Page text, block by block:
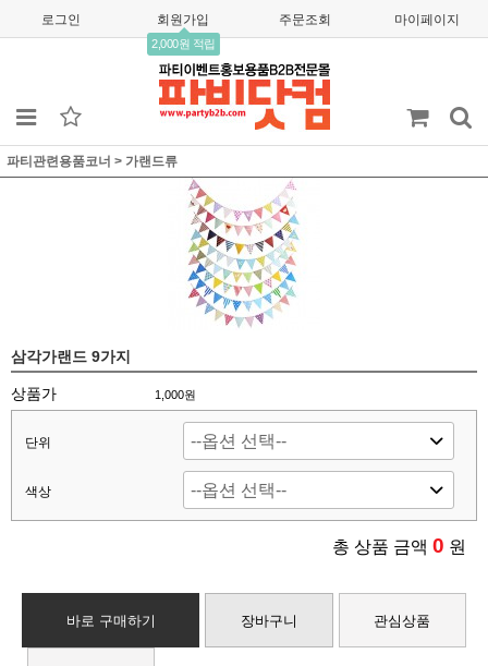
로그인 회원가입
2,000원 적립
주문조회 마이페이지
파티관련용품코너 > 가랜드류
삼각가랜드 9가지
상품가 1,000원
단위
색상
총 상품 금액 0 원
바로 구매하기 장바구니 관심상품